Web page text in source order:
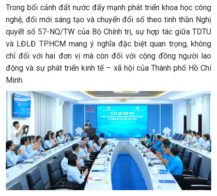
Trong bối cảnh đất nước đẩy mạnh phát triển khoa học công
nghệ, đổi mới sáng tạo và chuyển đổi số theo tinh thần Nghị
quyết số 57-NQ/TW của Bộ Chính trị, sự hợp tác giữa TDTU
và LĐLĐ TP.HCM mang ý nghĩa đặc biệt quan trọng, không
chỉ đối với hai đơn vị mà còn đối với cộng đồng người lao
động và sự phát triển kinh tế – xã hội của Thành phố Hồ Chí
Minh.